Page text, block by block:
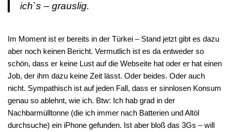
ich`s – grauslig.
Im Moment ist er bereits in der Türkei – Stand jetzt gibt es dazu
aber noch keinen Bericht. Vermutlich ist es da entweder so
schön, dass er keine Lust auf die Webseite hat oder er hat einen
Job, der ihm dazu keine Zeit lässt. Oder beides. Oder auch
nicht. Sympathisch ist auf jeden Fall, dass er sinnlosen Konsum
genau so ablehnt, wie ich. Btw: Ich hab grad in der
Nachbarmülltonne (die ich immer nach Batterien und Altöl
durchsuche) ein iPhone gefunden. Ist aber bloß das 3Gs – will